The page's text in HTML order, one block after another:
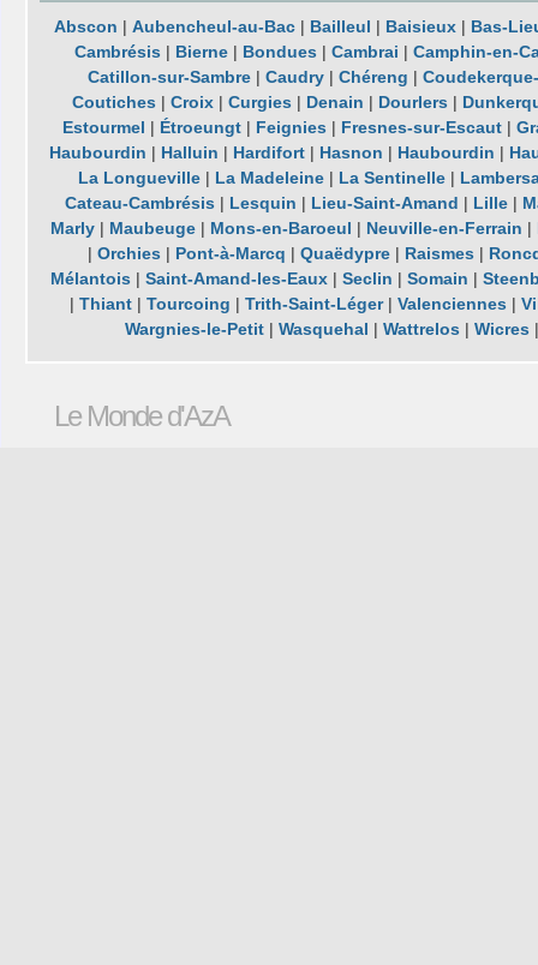
Abscon |Aubencheul-au-Bac | Bailleul | Baisieux | Bas-
Cambrésis | Bierne| Bondues | Cambrai | Camphin-en-
Catillon-sur-Sambre| Caudry| Chéreng |
Coutiches | Croix| Curgies | Denain | Dourlers |
Estourmel | Étroeungt | Feignies | Fresnes-sur-Escaut |
Haubourdin | Halluin | Hardifort| Hasnon | Haubourdin |
La Longueville | La Madeleine | La Sentinelle |
Cateau-Cambrésis | Lesquin | Lieu-Saint-Amand | Lille|
Marly | Maubeuge | Mons-en-Baroeul | Neuville-en-Ferrain |
|Orchies | Pont-à-Marcq |Quaëdypre | Raismes |
Mélantois |Saint-Amand-les-Eaux |Seclin |Somain |
|Thiant |Tourcoing |Trith-Saint-Léger|Valenciennes |
Wargnies-le-Petit| Wasquehal | Wattrelos | Wicres
Le Monde d'AzA